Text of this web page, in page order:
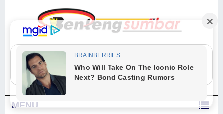
"Sesungguhnya Allah dan para malaikat-Nya berselawat untuk Nabi.
Wahai orang-orang yang beriman, berselawatlah kamu untuk Nabi dan
ucapkanlah salam dengan penuh penghormatan kepadanya." (Qs. Al
Ahzab Ayat 56)
MENU